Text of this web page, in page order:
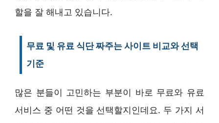
할을 잘 해내고 있습니다.
무료 및 유료 식단 짜주는 사이트 비교와 선택
기준
많은 분들이 고민하는 부분이 바로 무료와 유료
서비스 중 어떤 것을 선택할지인데요. 두 가지 서